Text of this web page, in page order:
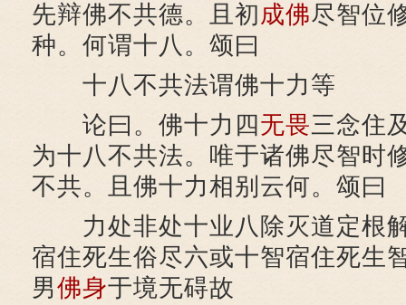
先辩佛不共德。且初成佛尽智位
种。何谓十八。颂曰
十八不共法谓佛十力等
论曰。佛十力四 无畏三念住
为十八不共法。唯于诸佛尽智时
不共。且佛十力相别云何。颂曰
力处非处十业八除灭道定根
宿住死生俗尽六或十智宿住死生
男佛身于境无碍故